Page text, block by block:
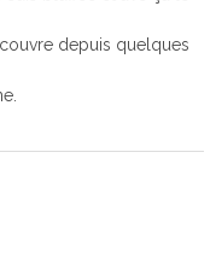
depuis quelques